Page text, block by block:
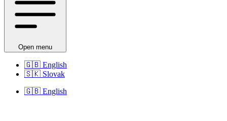
Open menu
🇬🇧 English
🇸🇰 Slovak
🇬🇧 English